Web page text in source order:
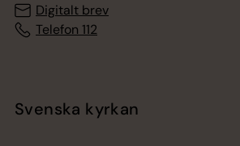
Digitalt brev
Telefon 112
Svenska kyrkan